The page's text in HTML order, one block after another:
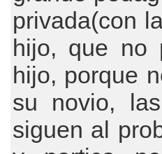
privada(con
hijo, que no
hijo, porque
su novio,
siguen al